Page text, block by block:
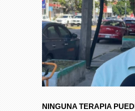
NINGUNA TERAPIA